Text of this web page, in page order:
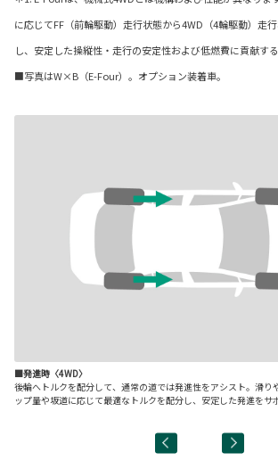
に応じてFF（前輪駆動）走行状態から4WD（4輪駆動）走
し、安定した操縦性・走行の安定性および低燃費に貢献する
■写真はW×B（E-Four）。オプション装着車。
■発進時〈4WD〉
後輪へトルクを配分して、通常の道では発進性をアシスト。滑り
ップ量や坂道に応じて最適なトルクを配分し、安定した発進をサ